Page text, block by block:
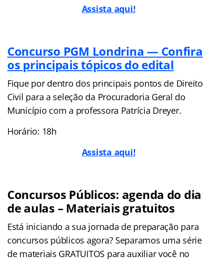
Assista aqui!
Concurso PGM Londrina — Confira
os principais tópicos do edital
Fique por dentro dos principais pontos de Direito
Civil para a seleção da Procuradoria Geral do
Município com a professora Patrícia Dreyer.
Horário: 18h
Assista aqui!
Concursos Públicos: agenda do dia
de aulas – Materiais gratuitos
Está iniciando a sua jornada de preparação para
concursos públicos agora? Separamos uma série
de materiais GRATUITOS para auxiliar você no